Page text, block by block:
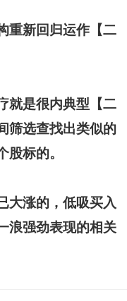
重新回归运作【二
就是很内典型【二
选查找出类似的
标的。
大涨的，低吸买入
浪强劲表现的相关